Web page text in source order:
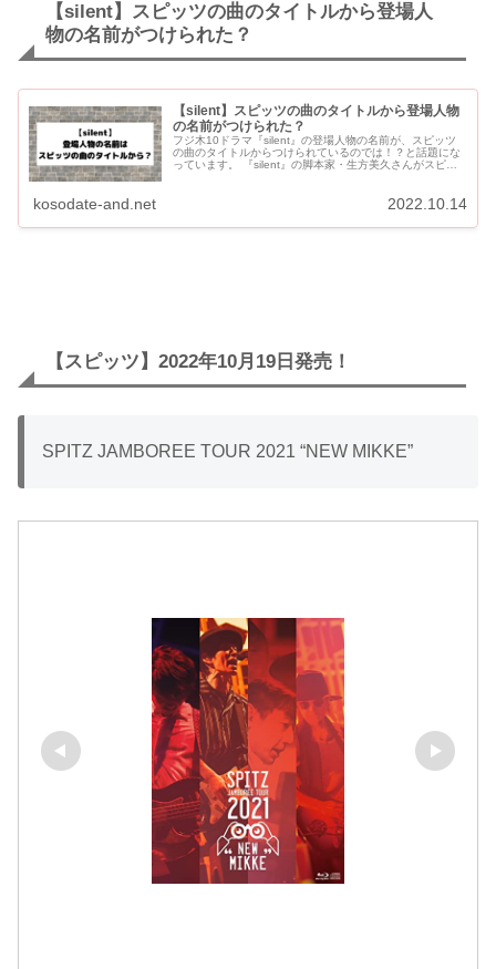
【silent】スピッツの曲のタイトルから登場人
物の名前がつけられた？
【silent】スピッツの曲のタイトルから登場人物
の名前がつけられた？
フジ木10ドラマ『silent』の登場人物の名前が、スピッツ
の曲のタイトルからつけられているのでは！？と話題にな
っています。 『silent』の脚本家・生方美久さんがスピッ
kosodate-and.net 2022.10.14
【スピッツ】2022年10月19日発売！
SPITZ JAMBOREE TOUR 2021 “NEW MIKKE”